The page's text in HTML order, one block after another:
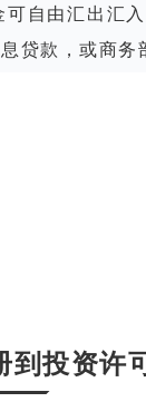
自由汇出汇
款，或商务
投资许